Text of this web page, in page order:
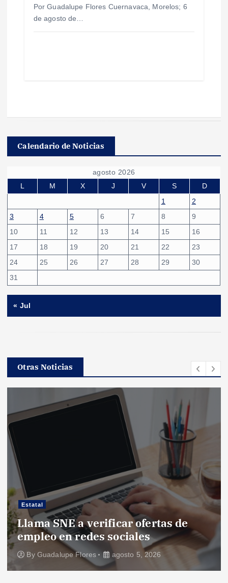
Por Guadalupe Flores Cuernavaca, Morelos; 6
de agosto de…
Calendario de Noticias
agosto 2026
L
M X J V S
D
1
2
3
4 5 6 7 8
9
10
11 12 13 14 15
16
17
18 19 20 21 22
23
24
25 26 27 28 29
30
31
« Jul
Otras Noticias
Estatal
Llama SNE a verificar ofertas de
empleo en redes sociales
By Guadalupe Flores agosto 5, 2026